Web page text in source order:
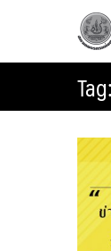
สภ
Tag: